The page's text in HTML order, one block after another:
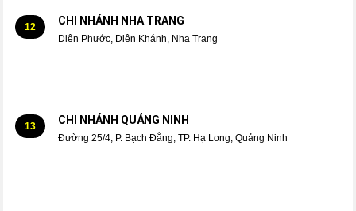
12 CHI NHÁNH NHA TRANG
Diên Phước, Diên Khánh, Nha Trang
13 CHI NHÁNH QUẢNG NINH
Đường 25/4, P. Bạch Đằng, TP. Hạ Long, Quảng Ninh